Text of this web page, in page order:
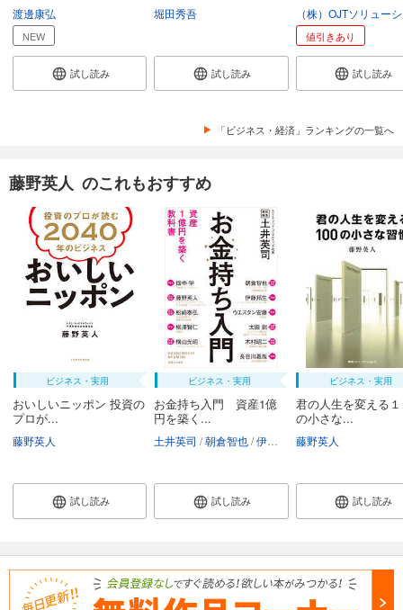
渡邊康弘
NEW
試し読み
堀田秀吾
試し読み
値引きあり
試し読み
「ビジネス・経済」ランキングの一覧へ
藤野英人 のこれもおすすめ
ビジネス・実用
おいしいニッポン 投資の
プロが...
藤野英人
試し読み
ビジネス・実用
お金持ち入門 資産1億
円を築く...
土井英司 朝倉智也 伊藤邦生 ウエスタン安藤
試し読み
ビジネス・実用
君の人生を変える
の小さな...
藤野英人
試し読み